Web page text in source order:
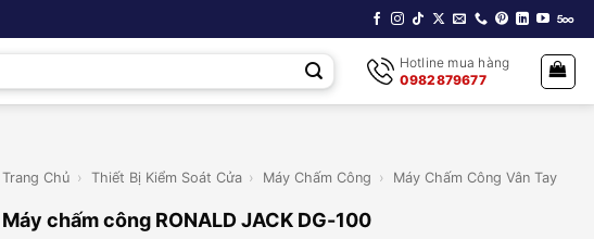
Hotline mua hàng
0982879677
Trang Chủ › Thiết Bị Kiểm Soát Cửa › Máy Chấm Công › Máy Chấm Công Vân Tay
Máy chấm công RONALD JACK DG-100